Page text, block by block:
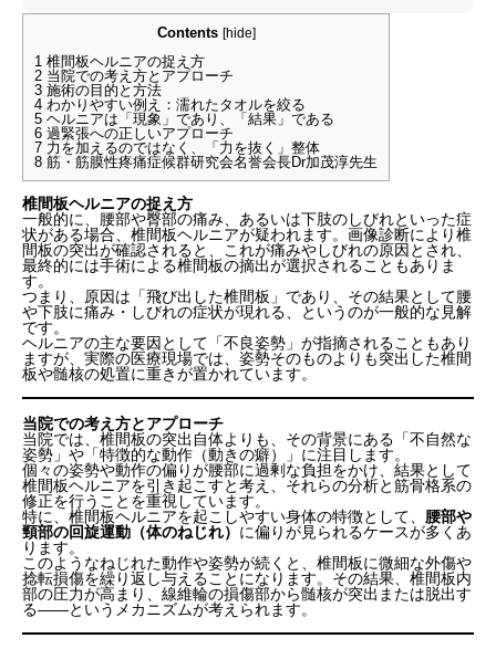
Contents [hide]
1 椎間板ヘルニアの捉え方
2 当院での考え方とアプローチ
3 施術の目的と方法
4 わかりやすい例え：濡れたタオルを絞る
5 ヘルニアは「現象」であり、「結果」である
6 過緊張への正しいアプローチ
7 力を加えるのではなく、「力を抜く」整体
8 筋・筋膜性疼痛症候群研究会名誉会長Dr加茂淳先生
椎間板ヘルニアの捉え方
一般的に、腰部や臀部の痛み、あるいは下肢のしびれといった症
状がある場合、椎間板ヘルニアが疑われます。画像診断により椎
間板の突出が確認されると、これが痛みやしびれの原因とされ、
最終的には手術による椎間板の摘出が選択されることもありま
す。
つまり、原因は「飛び出した椎間板」であり、その結果として腰
や下肢に痛み・しびれの症状が現れる、というのが一般的な見解
です。
ヘルニアの主な要因として「不良姿勢」が指摘されることもあり
ますが、実際の医療現場では、姿勢そのものよりも突出した椎間
板や髄核の処置に重きが置かれています。
当院での考え方とアプローチ
当院では、椎間板の突出自体よりも、その背景にある「不自然な
姿勢」や「特徴的な動作（動きの癖）」に注目します。
個々の姿勢や動作の偏りが腰部に過剰な負担をかけ、結果として
椎間板ヘルニアを引き起こすと考え、それらの分析と筋骨格系の
修正を行うことを重視しています。
特に、椎間板ヘルニアを起こしやすい身体の特徴として、 腰部や
頸部の回旋運動（体のねじれ） に偏りが見られるケースが多くあ
ります。
このようなねじれた動作や姿勢が続くと、椎間板に微細な外傷や
捻転損傷を繰り返し与えることになります。その結果、椎間板内
部の圧力が高まり、線維輪の損傷部から髄核が突出または脱出す
る――というメカニズムが考えられます。